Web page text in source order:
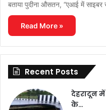
बताया पुदीना औसतन, “एआई में साइबर
Read More »
Recent Posts
देहरादून में
के…